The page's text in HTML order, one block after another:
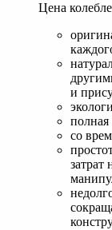
Цена
и
полная
со
затрат